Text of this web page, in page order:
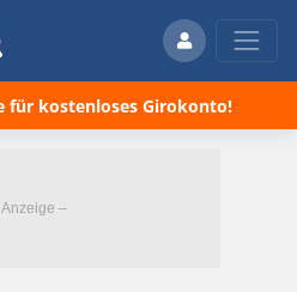
für kostenloses Girokonto!